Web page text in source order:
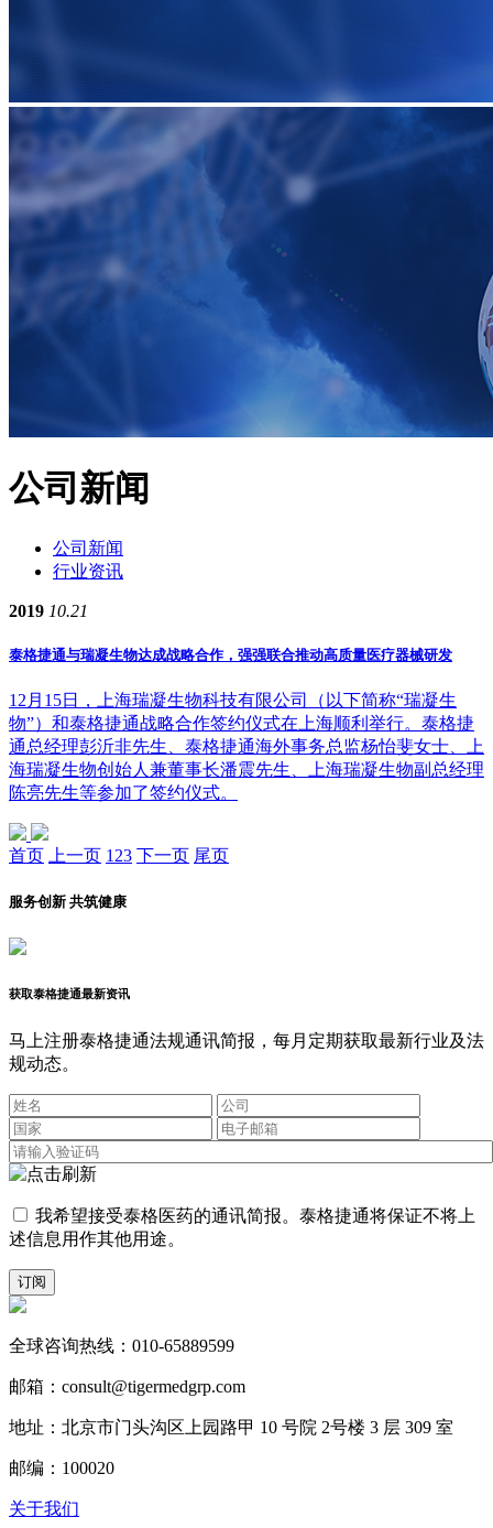
公司新闻
公司新闻
行业资讯
2019 10.21
泰格捷通与瑞凝生物达成战略合作，强强联合推动高质量医疗器械研发
12月15日，上海瑞凝生物科技有限公司（以下简称“瑞凝生
物”）和泰格捷通战略合作签约仪式在上海顺利举行。泰格捷
通总经理彭沂非先生、泰格捷通海外事务总监杨怡斐女士、上
海瑞凝生物创始人兼董事长潘震先生、上海瑞凝生物副总经理
陈亮先生等参加了签约仪式。
首页 上一页 1 23 下一页 尾页
服务创新 共筑健康
获取泰格捷通最新资讯
马上注册泰格捷通法规通讯简报，每月定期获取最新行业及法
规动态。
我希望接受泰格医药的通讯简报。泰格捷通将保证不将上
述信息用作其他用途。
订阅
全球咨询热线：010-65889599
邮箱：consult@tigermedgrp.com
地址：北京市门头沟区上园路甲 10 号院 2号楼 3 层 309 室
邮编：100020
关于我们